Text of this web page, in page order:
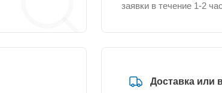
заявки в течение 1-2
Доставка или